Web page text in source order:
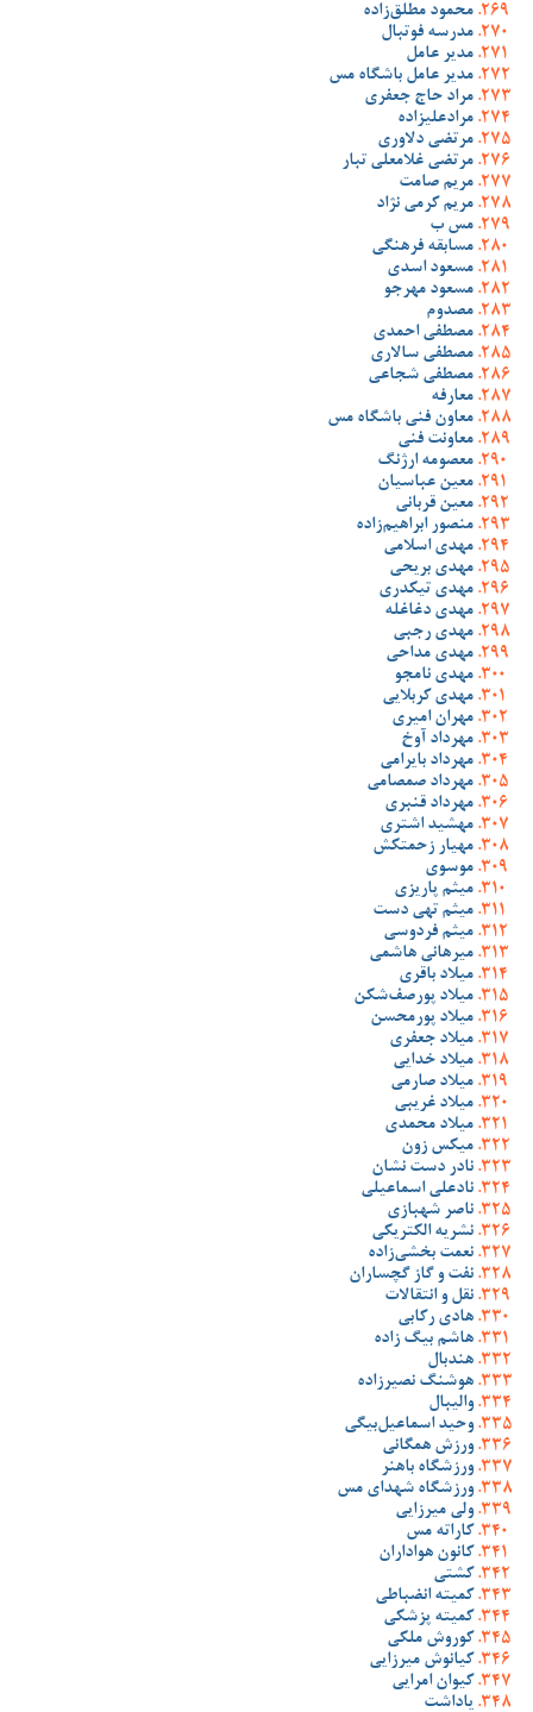
محمود مطلق‌زاده
مدرسه فوتبال
مدیر عامل
مدیر عامل باشگاه مس
مراد حاج جعفری
مرادعلیزاده
مرتضی دلاوری
مرتضی غلامعلی تبار
مریم صامت
مریم کرمی نژاد
مس ب
مسابقه فرهنگی
مسعود اسدی
مسعود مهرجو
مصدوم
مصطفی احمدی
مصطفی سالاری
مصطفی شجاعی
معارفه
معاون فنی باشگاه مس
معاونت فنی
معصومه ارژنگ
معین عباسیان
معین قربانی
منصور ابراهیم‌زاده
مهدی اسلامی
مهدی بریحی
مهدی تیکدری
مهدی دغاغله
مهدی رجبی
مهدی مداحی
مهدی نامجو
مهدی کربلایی
مهران امیری
مهرداد آوخ
مهرداد بایرامی
مهرداد صمصامی
مهرداد قنبری
مهشید اشتری
مهیار زحمتکش
موسوی
میثم پاریزی
میثم تهی دست
میثم فردوسی
میرهانی هاشمی
میلاد باقری
میلاد پورصف‌شکن
میلاد پورمحسن
میلاد جعفری
میلاد خدایی
میلاد صارمی
میلاد غریبی
میلاد محمدی
میکس زون
نادر دست نشان
نادعلی اسماعیلی
ناصر شهبازی
نشریه الکتریکی
نعمت بخشی‌زاده
نفت و گاز گچساران
نقل و انتقالات
هادی رکابی
هاشم بیگ زاده
هندبال
هوشنگ نصیرزاده
والیبال
وحید اسماعیل‌بیگی
ورزش همگانی
ورزشگاه باهنر
ورزشگاه شهدای مس
ولی میرزایی
کاراته مس
کانون هواداران
کشتی
کمیته انضباطی
کمیته پزشکی
کوروش ملکی
کیانوش میرزایی
کیوان امرایی
یاداشت